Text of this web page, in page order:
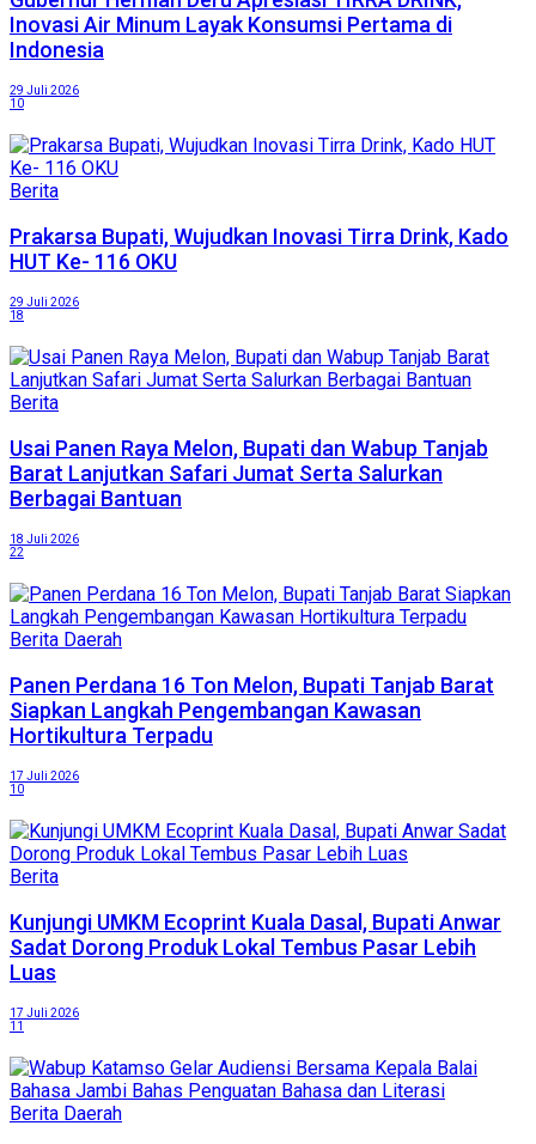
Inovasi Air Minum Layak Konsumsi Pertama di
Indonesia
29 Juli 2026
10
Berita
Prakarsa Bupati, Wujudkan Inovasi Tirra Drink, Kado
HUT Ke- 116 OKU
29 Juli 2026
18
Berita
Usai Panen Raya Melon, Bupati dan Wabup Tanjab
Barat Lanjutkan Safari Jumat Serta Salurkan
Berbagai Bantuan
18 Juli 2026
22
Berita Daerah
Panen Perdana 16 Ton Melon, Bupati Tanjab Barat
Siapkan Langkah Pengembangan Kawasan
Hortikultura Terpadu
17 Juli 2026
10
Berita
Kunjungi UMKM Ecoprint Kuala Dasal, Bupati Anwar
Sadat Dorong Produk Lokal Tembus Pasar Lebih
Luas
17 Juli 2026
11
Berita Daerah